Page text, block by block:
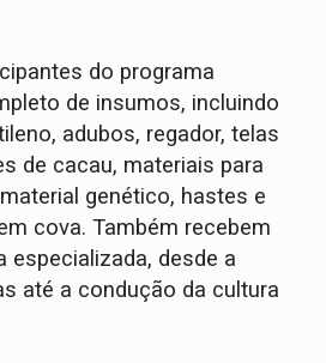
do programa
de insumos, incluindo
adubos, regador, telas
de cacau, materiais para
genético, hastes e
cova. Também recebem
especializada, desde a
até a condução da cultura